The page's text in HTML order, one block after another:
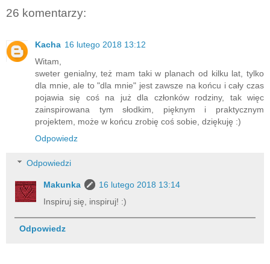
26 komentarzy:
Kacha 16 lutego 2018 13:12
Witam,
sweter genialny, też mam taki w planach od kilku lat, tylko
dla mnie, ale to "dla mnie" jest zawsze na końcu i cały czas
pojawia się coś na już dla członków rodziny, tak więc
zainspirowana tym słodkim, pięknym i praktycznym
projektem, może w końcu zrobię coś sobie, dziękuję :)
Odpowiedz
Odpowiedzi
Makunka
16 lutego 2018 13:14
Inspiruj się, inspiruj! :)
Odpowiedz